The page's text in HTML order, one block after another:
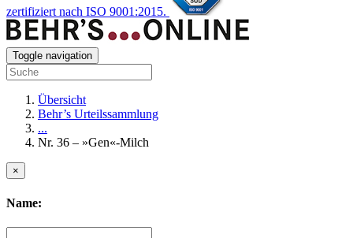
zertifiziert nach ISO 9001:2015.
Toggle navigation
Übersicht
Behr’s Urteilssammlung
...
Nr. 36 – »Gen«-Milch
×
Name: